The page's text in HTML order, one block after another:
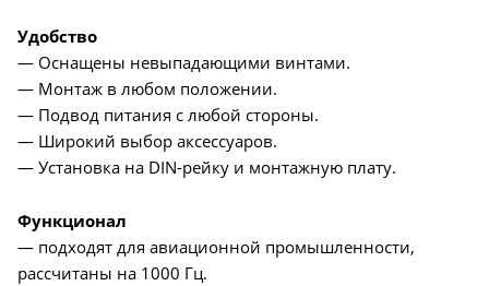
Удобство
— Оснащены невыпадающими винтами.
— Монтаж в любом положении.
— Подвод питания с любой стороны.
— Широкий выбор аксессуаров.
— Установка на DIN-рейку и монтажную плату.
Функционал
— подходят для авиационной промышленности,
рассчитаны на 1000 Гц.